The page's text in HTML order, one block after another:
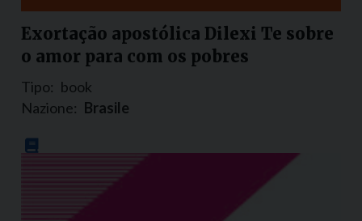
Exortação apostólica Dilexi Te sobre
o amor para com os pobres
Tipo: book
Nazione: Brasile